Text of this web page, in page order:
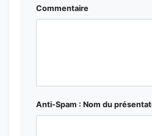
Commentaire
Anti-Spam : Nom du